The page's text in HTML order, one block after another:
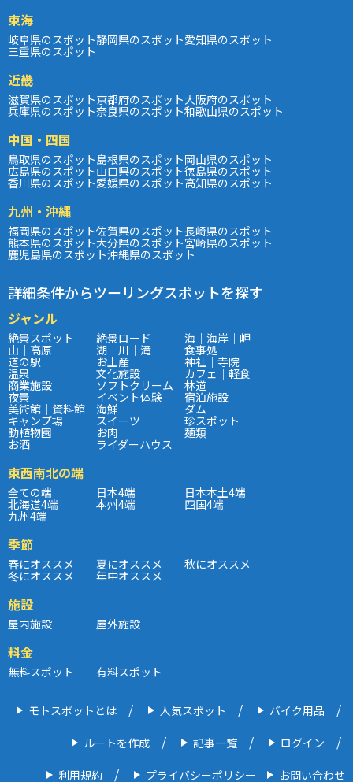
東海
岐阜県のスポット静岡県のスポット愛知県のスポット
三重県のスポット
近畿
滋賀県のスポット京都府のスポット大阪府のスポット
兵庫県のスポット奈良県のスポット和歌山県のスポット
中国・四国
鳥取県のスポット島根県のスポット岡山県のスポット
広島県のスポット山口県のスポット徳島県のスポット
香川県のスポット愛媛県のスポット高知県のスポット
九州・沖縄
福岡県のスポット佐賀県のスポット長崎県のスポット
熊本県のスポット大分県のスポット宮崎県のスポット
鹿児島県のスポット沖縄県のスポット
詳細条件からツーリングスポットを探す
ジャンル
絶景スポット 絶景ロード 海｜海岸｜岬
山｜高原 湖｜川｜滝 食事処
道の駅 お土産 神社｜寺院
温泉 文化施設 カフェ｜軽食
商業施設 ソフトクリーム 林道
夜景 イベント体験 宿泊施設
美術館｜資料館 海鮮 ダム
キャンプ場 スイーツ 珍スポット
動植物園 お肉 麺類
お酒 ライダーハウス
東西南北の端
全ての端 日本4端 日本本土4端
北海道4端 本州4端 四国4端
九州4端
季節
春にオススメ 夏にオススメ 秋にオススメ
冬にオススメ 年中オススメ
施設
屋内施設 屋外施設
料金
無料スポット 有料スポット
モトスポットとは 人気スポット バイク用品
ルートを作成 記事一覧 ログイン
利用規約 プライバシーポリシー お問い合わせ